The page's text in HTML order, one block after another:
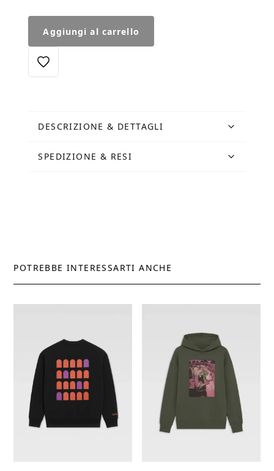
Scritta
Grigia
quantità
Aggiungi al carrello
DESCRIZIONE & DETTAGLI
SPEDIZIONE & RESI
POTREBBE INTERESSARTI ANCHE